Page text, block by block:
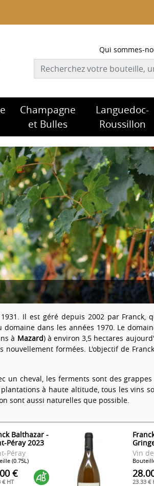
Qui sommes-
Champagne
et Bulles
Languedoc-
Roussillon
Il est géré depuis 2002 par Franck,
dans les années 1970. Le
à Mazard) à environ 3,5 hectares
nouvellement formées. L'objectif de
un cheval, les ferments sont des
à haute altitude, tous les vins
sont aussi naturelles que possible.
Balthazar -
Péray 2023
Péray
(0.75L)
€
€ HT
Vin
23.33 €